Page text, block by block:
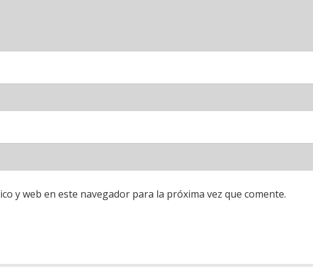
y web en este navegador para la próxima vez que comente.